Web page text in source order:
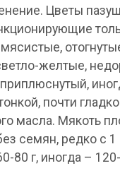
Цветы
желтые,
почти
масла. Мякоть
семян, редко с
80 г, иногда –